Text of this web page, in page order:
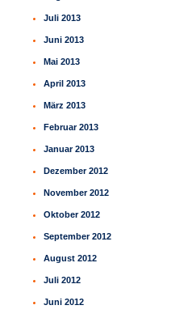
Juli 2013
Juni 2013
Mai 2013
April 2013
März 2013
Februar 2013
Januar 2013
Dezember 2012
November 2012
Oktober 2012
September 2012
August 2012
Juli 2012
Juni 2012